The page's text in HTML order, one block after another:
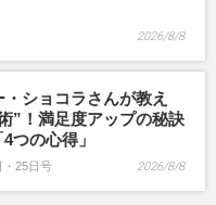
2026/8/8
ショコラさんが教え
”！満足度アップの秘訣
つの心得」
・25日号 2026/8/8